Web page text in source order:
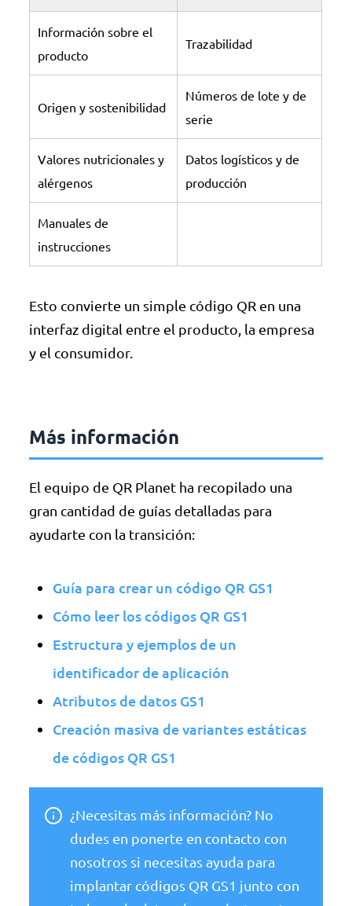
Información sobre el
producto
Trazabilidad
Origen y sostenibilidad
Números de lote y de
serie
Valores nutricionales y
alérgenos
Datos logísticos y de
producción
Manuales de
instrucciones
Esto convierte un simple código QR en una
interfaz digital entre el producto, la empresa
y el consumidor.
Más información
El equipo de QR Planet ha recopilado una
gran cantidad de guías detalladas para
ayudarte con la transición:
Guía para crear un código QR GS1
Cómo leer los códigos QR GS1
Estructura y ejemplos de un
identificador de aplicación
Atributos de datos GS1
Creación masiva de variantes estáticas
de códigos QR GS1
¿Necesitas más información? No
dudes en ponerte en contacto con
nosotros si necesitas ayuda para
implantar códigos QR GS1 junto con